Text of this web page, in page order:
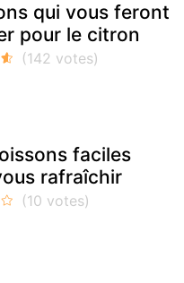
qui vous feront
pour le citron
faciles
rafraîchir